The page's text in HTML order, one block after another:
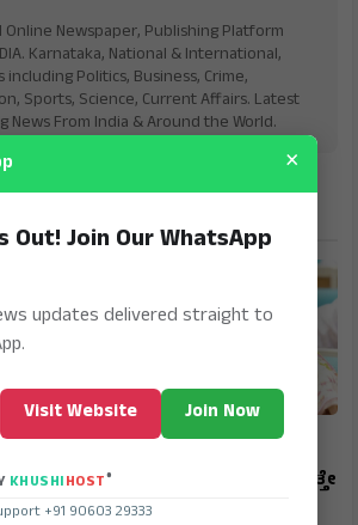
Online Newspaper, Publishing Platform
Karnataka, National & International,
including Politics, Business, Crime,
Sports, Science, Current Affairs. Latest
News From India & Around the World.
ಲಕ್ಷ್ಮೀ ಇದ್ದರೆ DK ಸಂಪುಟಕ್ಕೆ
ಸಂಪುಟಕ್ಕೆ ಅತ್ಯಂತ ಅವಶ್ಯಕ ಗೊತ್ತೇ
? ಬೆಳಗಾವಿಗೆ ಅಭಿವೃದ್ಧಿಯ
×
Out! Join Our WhatsApp
updates delivered straight to
Visit Website Join Now
KHUSHIHOST®
+91 90603 29333